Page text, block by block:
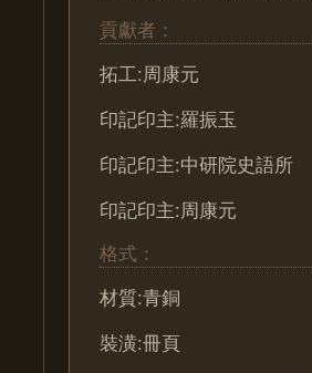
貢獻者：
拓工:周康元
印記印主:羅振玉
印記印主:中研院史語所
印記印主:周康元
格式：
材質:青銅
裝潢:冊頁